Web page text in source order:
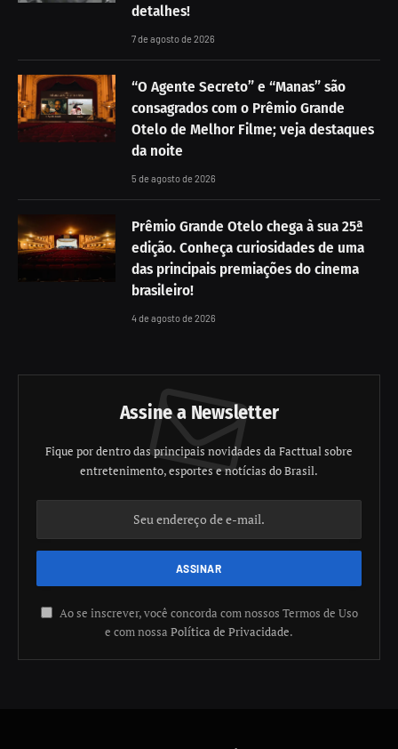
detalhes!
7 de agosto de 2026
“O Agente Secreto” e “Manas” são
consagrados com o Prêmio Grande
Otelo de Melhor Filme; veja destaques
da noite
5 de agosto de 2026
Prêmio Grande Otelo chega à sua 25ª
edição. Conheça curiosidades de uma
das principais premiações do cinema
brasileiro!
4 de agosto de 2026
Assine a Newsletter
Fique por dentro das principais novidades da Facttual sobre
entretenimento, esportes e notícias do Brasil.
Ao se inscrever, você concorda com nossos Termos de Uso
e com nossa Política de Privacidade.